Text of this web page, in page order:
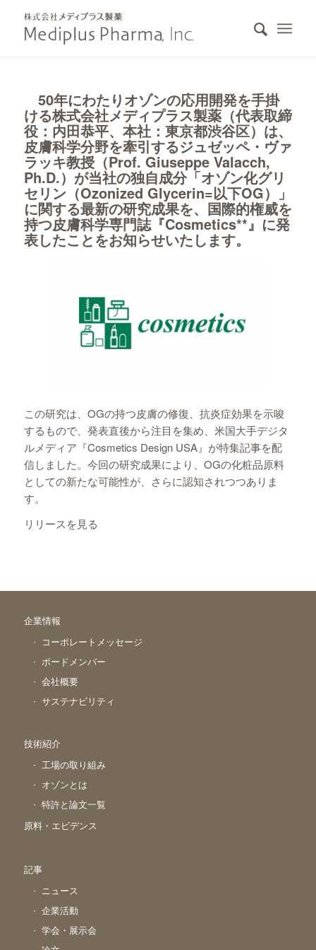
50年にわたりオゾンの応用開発を手掛
ける株式会社メディプラス製薬（代表取締
役：内田恭平、本社：東京都渋谷区）は、
皮膚科学分野を牽引するジュゼッペ・ヴァ
ラッキ教授（Prof. Giuseppe Valacch,
Ph.D.）が当社の独自成分「オゾン化グリ
セリン（Ozonized Glycerin=以下OG）」
に関する最新の研究成果を、国際的権威を
持つ皮膚科学専門誌『Cosmetics**』に発
表したことをお知らせいたします。
この研究は、OGの持つ皮膚の修復、抗炎症効果を示唆
するもので、発表直後から注目を集め、米国大手デジタ
ルメディア『Cosmetics Design USA』が特集記事を配
信しました。今回の研究成果により、OGの化粧品原料
としての新たな可能性が、さらに認知されつつありま
す。
リリースを見る
企業情報
コーポレートメッセージ
ボードメンバー
会社概要
サステナビリティ
技術紹介
工場の取り組み
オゾンとは
特許と論文一覧
原料・エビデンス
記事
ニュース
企業活動
学会・展示会